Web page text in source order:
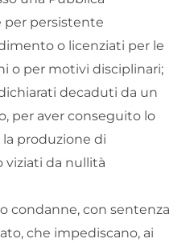
per persistente
o licenziati per le
o per motivi disciplinari;
decaduti da un
per aver conseguito lo
produzione di
viziati da nullità
condanne, con sentenza
che impediscano, ai